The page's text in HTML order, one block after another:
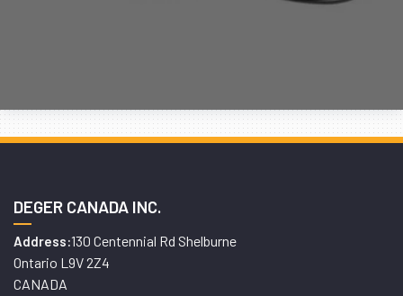
DEGER CANADA INC.
Address:130 Centennial Rd Shelburne
Ontario L9V 2Z4
CANADA